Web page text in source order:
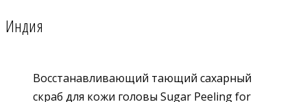
Индия
Восстанавливающий тающий сахарный
скраб для кожи головы Sugar Peeling for